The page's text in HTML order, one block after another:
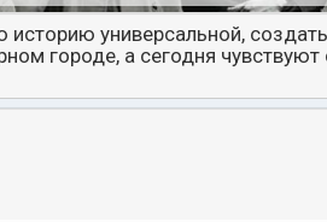
историю универсальной,
городе, а сегодня